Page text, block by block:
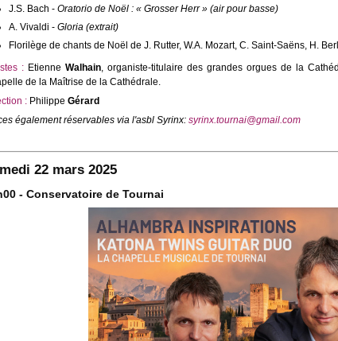
J.S. Bach -Oratorio de Noël : « Grosser Herr » (air pour basse)
A. Vivaldi -Gloria (extrait)
Florilège de chants de Noël de J. Rutter, W.A. Mozart, C. Saint-Saëns, H.
: Etienne Walhain, organiste-titulaire des grandes orgues de la
de la Maîtrise de la Cathédrale.
: Philippe Gérard
également réservables via l'asbl Syrinx: syrinx.tournai@gmail.com
22 mars 2025
- Conservatoire de Tournai